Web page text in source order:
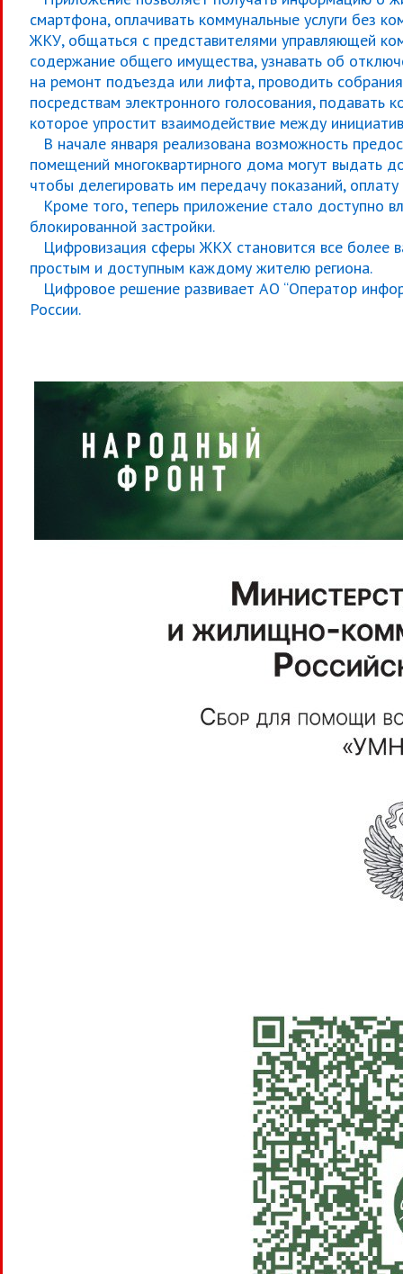
смартфона, оплачивать коммунальные услуги без
ЖКУ, общаться с представителями управляющей
содержание общего имущества, узнавать об
на ремонт подъезда или лифта, проводить
посредствам электронного голосования, подавать
которое упростит взаимодействие между
В начале января реализована возможность
помещений многоквартирного дома могут выдать
чтобы делегировать им передачу показаний,
Кроме того, теперь приложение стало доступно
блокированной застройки.
Цифровизация сферы ЖКХ становится все более
простым и доступным каждому жителю региона.
Цифровое решение развивает АО “Оператор
России.